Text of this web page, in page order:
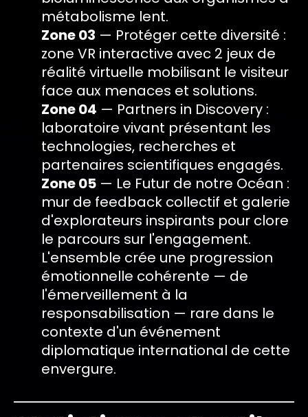
métabolisme lent.
Zone 03 — Protéger cette diversité :
zone VR interactive avec 2 jeux de
réalité virtuelle mobilisant le visiteur
face aux menaces et solutions.
Zone 04 — Partners in Discovery :
laboratoire vivant présentant les
technologies, recherches et
partenaires scientifiques engagés.
Zone 05 — Le Futur de notre Océan :
mur de feedback collectif et galerie
d'explorateurs inspirants pour clore
le parcours sur l'engagement.
L'ensemble crée une progression
émotionnelle cohérente — de
l'émerveillement à la
responsabilisation — rare dans le
contexte d'un événement
diplomatique international de cette
envergure.